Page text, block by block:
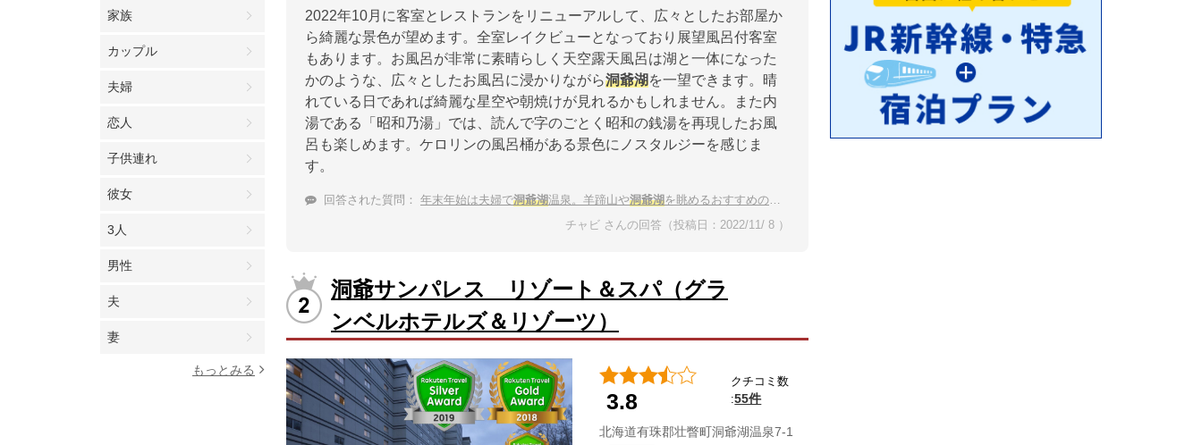
家族
カップル
夫婦
恋人
子供連れ
彼女
3人
男性
夫
妻
もっとみる
2022年10月に客室とレストランをリニューアルして、広々としたお部屋か
ら綺麗な景色が望めます。全室レイクビューとなっており展望風呂付客室
もあります。お風呂が非常に素晴らしく天空露天風呂は湖と一体になった
かのような、広々としたお風呂に浸かりながら洞爺湖を一望できます。晴
れている日であれば綺麗な星空や朝焼けが見れるかもしれません。また内
湯である「昭和乃湯」では、読んで字のごとく昭和の銭湯を再現したお風
呂も楽しめます。ケロリンの風呂桶がある景色にノスタルジーを感じま
す。
回答された質問： 年末年始は夫婦で洞爺湖温泉。羊蹄山や洞爺湖を眺めるおすすめの宿は？
チャビ さんの回答（投稿日：2022/11/ 8 ）
洞爺サンパレス リゾート＆スパ（グラ
ンベルホテルズ＆リゾーツ）
3.8
クチコミ数
:55件
北海道有珠郡壮瞥町洞爺湖温泉7-1